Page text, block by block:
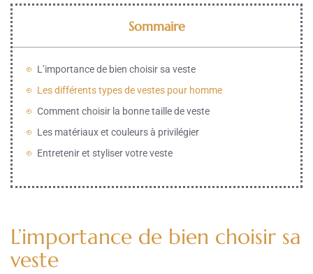
Sommaire
L’importance de bien choisir sa veste
Les différents types de vestes pour homme
Comment choisir la bonne taille de veste
Les matériaux et couleurs à privilégier
Entretenir et styliser votre veste
L’importance de bien choisir sa
veste